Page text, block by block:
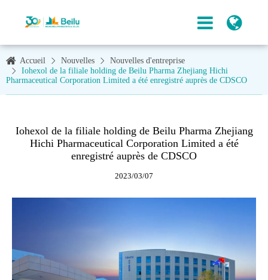
Accueil Nouvelles
Nouvelles d'entreprise
Iohexol de la filiale holding de Beilu Pharma Zhejiang Hichi
Pharmaceutical Corporation Limited a été enregistré auprès de CDSCO
Iohexol de la filiale holding de Beilu Pharma Zhejiang
Hichi Pharmaceutical Corporation Limited a été
enregistré auprès de CDSCO
2023/03/07